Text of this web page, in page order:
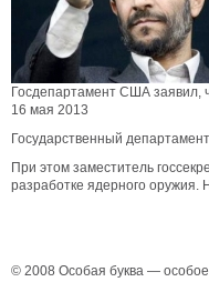
Госдепартамент США заявил,
16 мая 2013
Государственный
При этом заместитель
разработке ядерного
© 2008 Особая буква —